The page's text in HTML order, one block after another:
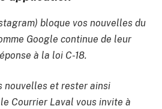
bloque vos nouvelles du
Google continue de leur
à la loi C-18.
nouvelles et rester ainsi
Courrier Laval vous invite à